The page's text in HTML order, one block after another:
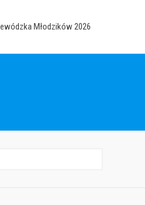
Młodzików 2026